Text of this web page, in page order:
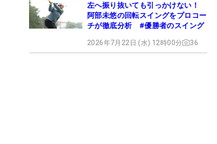
左へ振り抜いても引っかけない！
阿部未悠の回転スイングをプロコー
チが徹底分析 #優勝者のスイング
2026年7月22日 (水) 12時00分 36